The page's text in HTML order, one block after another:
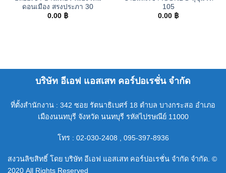
ดอนเมือง สรงประภา 30
0.00 ฿
105
0.00 ฿
บริษัท อีเอฟ แอสเสท คอร์ปอเรชั่น จำกัด
ที่ตั้งสำนักงาน : 342 ซอย รัตนาธิเบศร์ 18 ตำบล บางกระสอ อำเภอ
เมืองนนทบุรี จังหวัด นนทบุรี รหัสไปรษณีย์ 11000
โทร : 02-030-2408 , 095-397-8936
สงวนลิขสิทธิ์ โดย บริษัท อีเอฟ แอสเสท คอร์ปอเรชั่น จำกัด จำกัด. ©
2020 All Rights Reserved